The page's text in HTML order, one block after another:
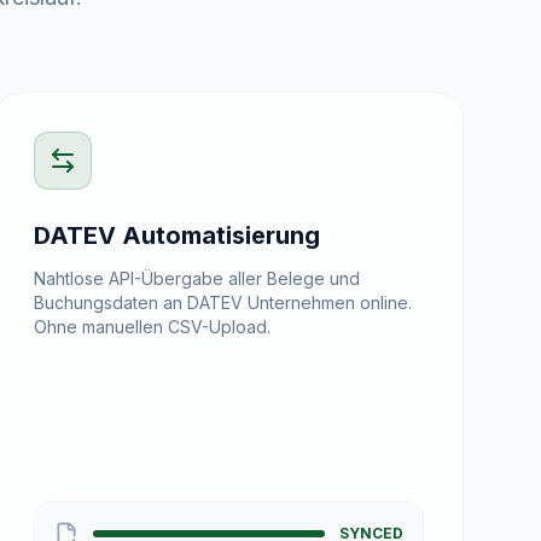
DATEV Automatisierung
Nahtlose API-Übergabe aller Belege und
Buchungsdaten an DATEV Unternehmen online.
Ohne manuellen CSV-Upload.
SYNCED